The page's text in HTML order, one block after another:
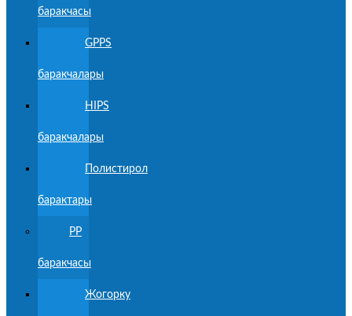
баракчасы
GPPS
баракчалары
HIPS
баракчалары
Полистирол
барактары
PP
баракчасы
Жогорку